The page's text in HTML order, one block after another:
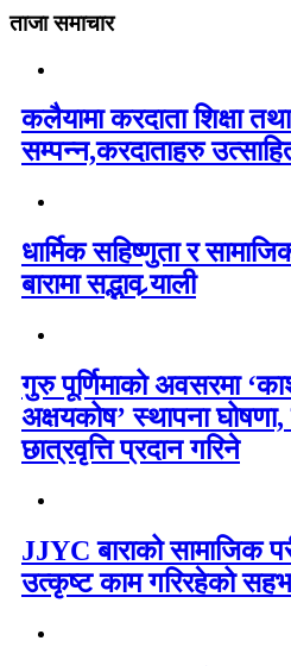
ताजा समाचार
कलैयामा करदाता शिक्षा
सम्पन्न,करदाताहरु
धार्मिक सहिष्णुता र
बारामा सद्भाव र्‍याली
गुरु पूर्णिमाको अवसरमा
अक्षयकोष’ स्थापना घोषणा,
छात्रवृत्ति प्रदान गरिने
JJYC बाराको सामाजिक
उत्कृष्ट काम गरिरहेको